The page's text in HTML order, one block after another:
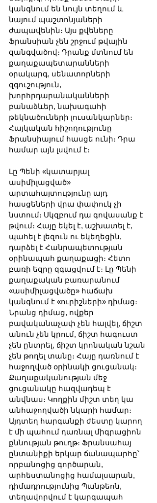
կանգնում են նույն տեղում և
նայում պաշտոնյաների
ժապավենին։ Այս քվեները
Ֆրանսիան չեն շրջում թվային
զանգվածով։ Դրանք մտնում են
քաղաքապետարանների
օրակարգ, սենատորների
զգուշություն,
խորհրդարանականների
բանաձևեր, նախագահի
թեկնածուների լուսանկարներ։
Հայկական հիշողությունը
Ֆրանսիայում հասցե ունի։ Դրա
համար այն լսվում է։
Լը Պենի «կատարյալ
ասիմիլացված»
արտահայտությունը այդ
հասցեների վրա փափուկ չի
նստում։ Սկզբում դա գովասանք է
թվում։ Հայը եկել է, աշխատել է,
պահել է լեզուն ու եկեղեցին,
դարձել է Հանրապետության
օրինապահ քաղաքացի։ Հետո
բառի եզրը զգացվում է։ Լը Պենի
քաղաքական բառարանում
«ասիմիլացվածը» հաճախ
կանգնում է «ուրիշների» դիմաց։
Նրանց դիմաց, ովքեր
բավականաչափ չեն հալվել, ճիշտ
անուն չեն կրում, ճիշտ հագուստ
չեն ընտրել, ճիշտ կրոնական նշան
չեն թողել տանը։ Հայը դառնում է
հաջողված օրինակի ցուցանակ։
Քաղաքականության մեջ
ցուցանակը հազվադեպ է
անվնաս։ Կողքին միշտ տեղ կա
անհաջողվածի նկարի համար։
Այդտեղ հարգանքի ժեստը կարող
է մի պահում դառնալ միգրացիոն
քննության թուղթ։ Ֆրանսահայ
ընտանիքի երկար ճանապարհը՝
որբանոցից գործարան,
արհեստանոցից համալսարան,
դիմադրությունից Պանթեոն,
տեղավորվում է կարգապահ